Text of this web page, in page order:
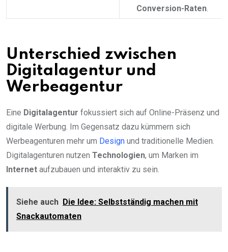
Conversion-Raten.
Unterschied zwischen
Digitalagentur und
Werbeagentur
Eine Digitalagentur fokussiert sich auf Online-Präsenz und
digitale Werbung. Im Gegensatz dazu kümmern sich
Werbeagenturen mehr um Design und traditionelle Medien.
Digitalagenturen nutzen Technologien, um Marken im
Internet aufzubauen und interaktiv zu sein.
Siehe auch Die Idee: Selbstständig machen mit
Snackautomaten